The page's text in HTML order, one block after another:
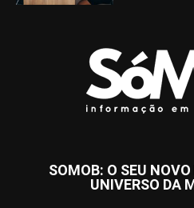
SOMOB: O SEU
UNIVERSO DA